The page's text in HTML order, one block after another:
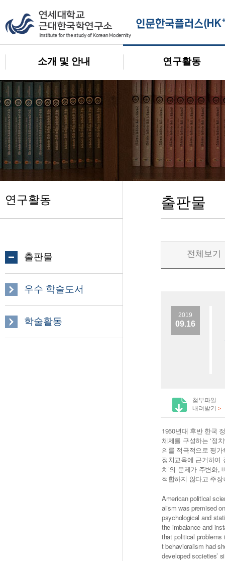
소개 및 안내 연구활동
연구활동
출판물
우수 학술도서
학술활동
출판물
전체보기
2019
09.16
첨부파일
내려받기 >
1950년대 후반 한국
체제를 구성하는 ‘정
의를 적극적으로 평
정치교육에 근거하여
치’의 문제가 주변화,
적합하지 않다고 주
American political
alism was premised
psychological and
the imbalance and
that political
t behavioralism had
developed societies’